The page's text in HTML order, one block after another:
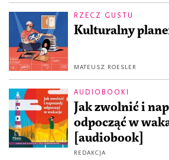
RZECZ GUSTU
Kulturalny
MATEUSZ ROESLER
AUDIOBOOKI
Jak zwolnić i
odpocząć w
[audiobook]
REDAKCJA